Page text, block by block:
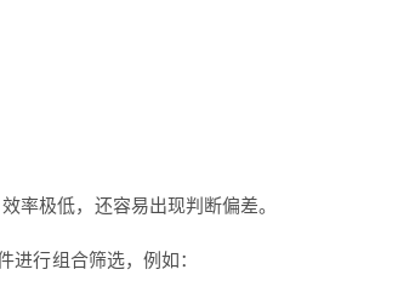
率极低，还容易出现判断偏差。
进行组合筛选，例如：